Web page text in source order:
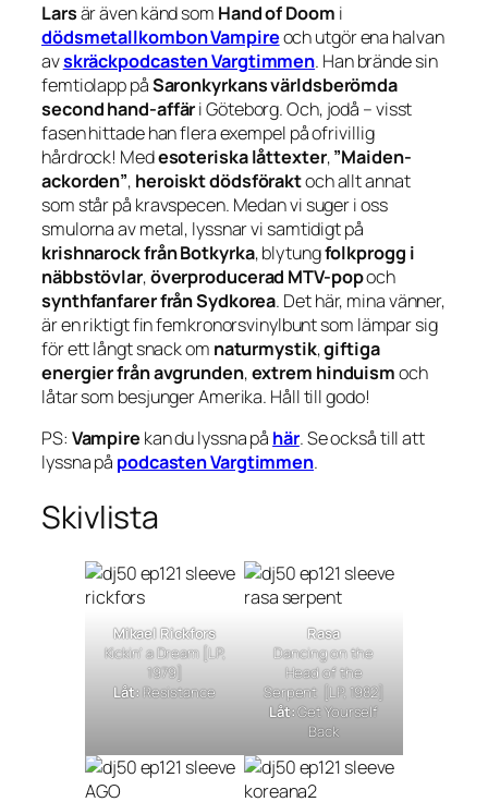
Larsär även känd som Hand of Doom i
dödsmetallkombon Vampireoch utgör ena halvan
avskräckpodcasten Vargtimmen. Han brände sin
femtiolapp påSaronkyrkans världsberömda
second hand-affäri Göteborg. Och, jodå – visst
fasen hittade han flera exempel på ofrivillig
hårdrock! Medesoteriska låttexter,”Maiden-
ackorden”, heroiskt dödsföraktoch allt annat
som står på kravspecen. Medan vi suger i oss
smulorna av metal, lyssnar vi samtidigt på
krishnarock från Botkyrka, blytungfolkprogg i
näbbstövlar,överproducerad MTV-popoch
synthfanfarer från Sydkorea. Det här, mina vänner,
är en riktigt fin femkronorsvinylbunt som lämpar sig
för ett långt snack om naturmystik,giftiga
energier från avgrunden,extrem hinduismoch
låtar som besjunger Amerika. Håll till godo!
PS: Vampire kan du lyssna på här. Se också till att
lyssna på podcasten Vargtimmen.
Skivlista
Mikael Rickfors
Kickin’ a Dream [LP,
1979]
Låt:Resistance
Rasa
Dancing on the
Head of the
Serpent [LP, 1982]
Låt:Get Yourself
Back